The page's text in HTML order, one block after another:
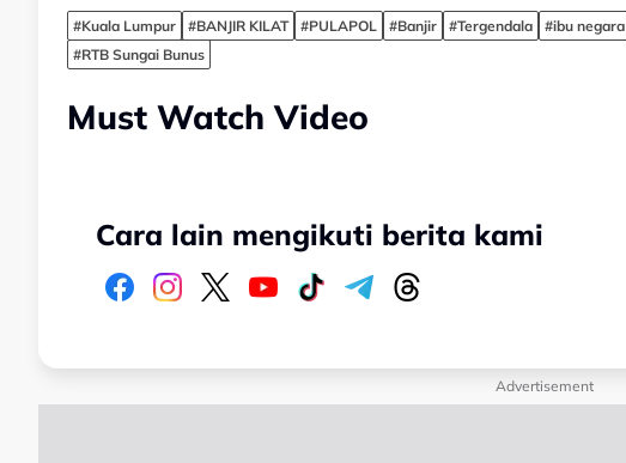
#Kuala Lumpur #BANJIR KILAT #PULAPOL #Banjir #Tergendala #ibu negara
#RTB Sungai Bunus
Must Watch Video
Cara lain mengikuti berita kami
Advertisement